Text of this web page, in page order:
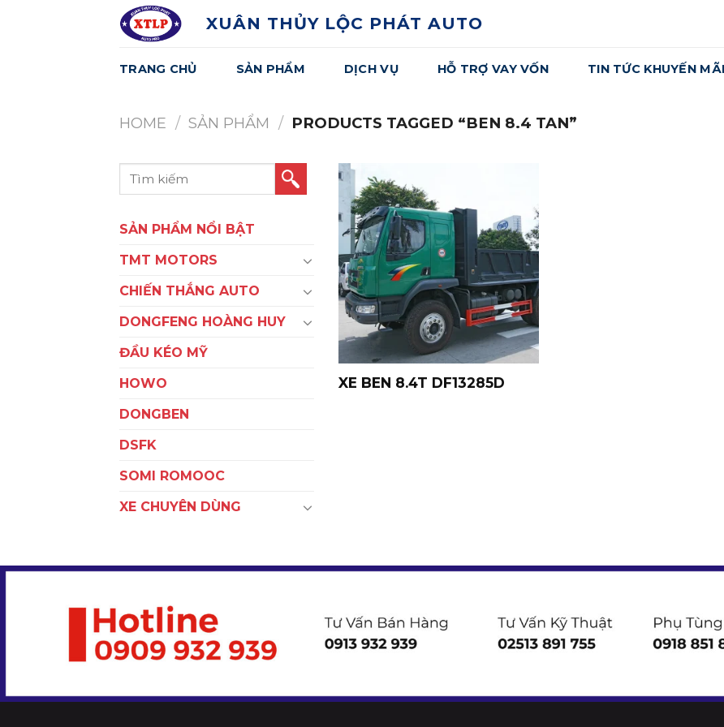
XUÂN THỦY LỘC PHÁT AUTO
TRANG CHỦ SẢN PHẨM DỊCH VỤ HỖ TRỢ VAY VỐN TIN TỨC KHUYẾN MÃI
HOME / SẢN PHẨM / PRODUCTS TAGGED “BEN 8.4 TAN”
Search
SẢN PHẨM NỔI BẬT
TMT MOTORS
CHIẾN THẮNG AUTO
DONGFENG HOÀNG HUY
ĐẦU KÉO MỸ
HOWO
DONGBEN
DSFK
SOMI ROMOOC
XE CHUYÊN DÙNG
Thích
XE BEN 8.4T DF13285D